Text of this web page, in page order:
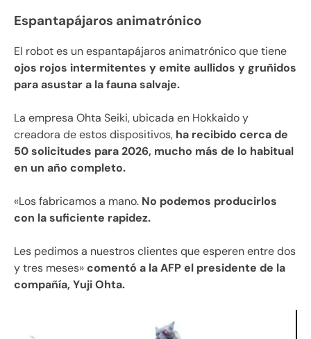
Espantapájaros animatrónico
El robot es un espantapájaros animatrónico que tiene
ojos rojos intermitentes y emite aullidos y gruñidos
para asustar a la fauna salvaje.
La empresa Ohta Seiki, ubicada en Hokkaido y
creadora de estos dispositivos, ha recibido cerca de
50 solicitudes para 2026, mucho más de lo habitual
en un año completo.
«Los fabricamos a mano. No podemos producirlos
con la suficiente rapidez.
Les pedimos a nuestros clientes que esperen entre dos
y tres meses»comentó a la AFP el presidente de la
compañía, Yuji Ohta.